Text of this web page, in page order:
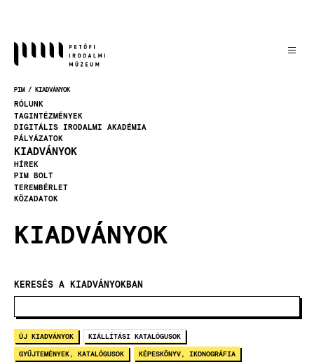
MORZSA
PIM KIADVÁNYOK
RÓLUNK
TAGINTÉZMÉNYEK
DIGITÁLIS IRODALMI AKADÉMIA
PÁLYÁZATOK
KIADVÁNYOK
HÍREK
PIM BOLT
TEREMBÉRLET
KÖZADATOK
KIADVÁNYOK
KERESÉS A KIADVÁNYOKBAN
ÚJ KIADVÁNYOK KIÁLLÍTÁSI KATALÓGUSOK
GYŰJTEMÉNYEK, KATALÓGUSOK KÉPESKÖNYV, IKONOGRÁFIA